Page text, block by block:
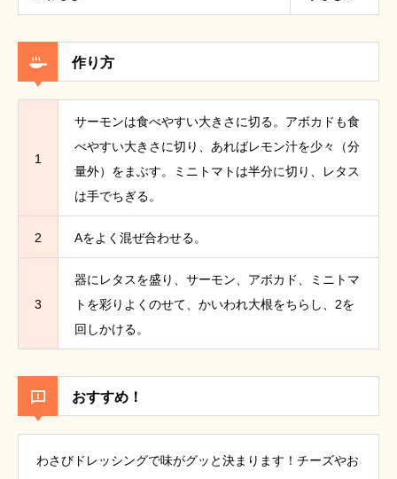
作り方
1
サーモンは食べやすい大きさに切る。アボカドも食
べやすい大きさに切り、あればレモン汁を少々（分
量外）をまぶす。ミニトマトは半分に切り、レタス
は手でちぎる。
2 Aをよく混ぜ合わせる。
3
器にレタスを盛り、サーモン、アボカド、ミニトマ
トを彩りよくのせて、かいわれ大根をちらし、2を
回しかける。
おすすめ！
わさびドレッシングで味がグッと決まります！チーズやお